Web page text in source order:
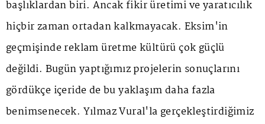
başlıklardan biri. Ancak fikir üretimi ve yaratıcılık
hiçbir zaman ortadan kalkmayacak. Eksim'in
geçmişinde reklam üretme kültürü çok güçlü
değildi. Bugün yaptığımız projelerin sonuçlarını
gördükçe içeride de bu yaklaşım daha fazla
benimsenecek. Yılmaz Vural'la gerçekleştirdiğimiz